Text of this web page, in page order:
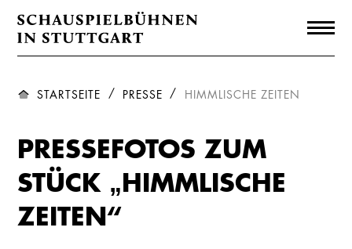
STARTSEITE PRESSE HIMMLISCHE ZEITEN
PRESSEFOTOS ZUM
STÜCK „HIMMLISCHE
ZEITEN“